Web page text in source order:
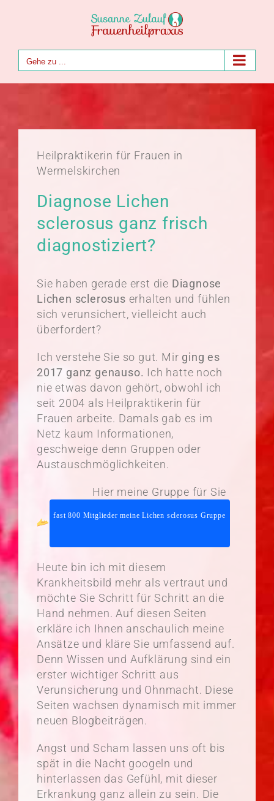
Gehe zu ...
Heilpraktikerin für Frauen in
Wermelskirchen
Diagnose Lichen
sclerosus ganz frisch
diagnostiziert?
Sie haben gerade erst die Diagnose
Lichen sclerosus erhalten und fühlen
sich verunsichert, vielleicht auch
überfordert?
Ich verstehe Sie so gut. Mir ging es
2017 ganz genauso. Ich hatte noch
nie etwas davon gehört, obwohl ich
seit 2004 als Heilpraktikerin für
Frauen arbeite. Damals gab es im
Netz kaum Informationen,
geschweige denn Gruppen oder
Austauschmöglichkeiten.
Hier meine Gruppe für Sie
fast 800 Mitglieder meine Lichen sclerosus Gruppe
Heute bin ich mit diesem
Krankheitsbild mehr als vertraut und
möchte Sie Schritt für Schritt an die
Hand nehmen. Auf diesen Seiten
erkläre ich Ihnen anschaulich meine
Ansätze und kläre Sie umfassend auf.
Denn Wissen und Aufklärung sind ein
erster wichtiger Schritt aus
Verunsicherung und Ohnmacht. Diese
Seiten wachsen dynamisch mit immer
neuen Blogbeiträgen.
Angst und Scham lassen uns oft bis
spät in die Nacht googeln und
hinterlassen das Gefühl, mit dieser
Erkrankung ganz allein zu sein. Die